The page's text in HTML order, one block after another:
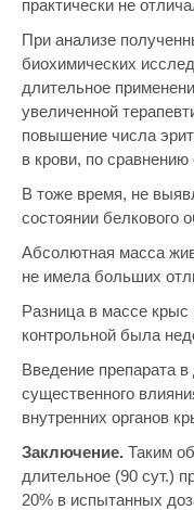
практически не
При анализе
биохимических
длительное
увеличенной
повышение числа
в крови, по
В тоже время, не
состоянии белкового
Абсолютная масса
не имела больших
Разница в массе
контрольной была
Введение препарата в
существенного
внутренних органов
Заключение. Таким
длительное (90 сут.)
20% в испытанных